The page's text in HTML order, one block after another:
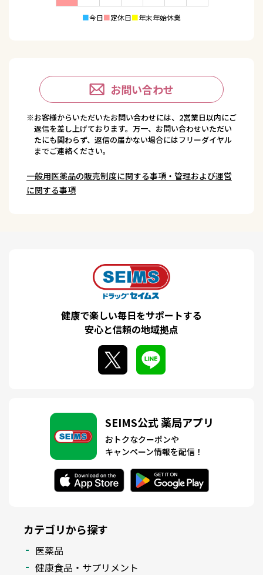
■今日■定休日■年末年始休業
お問い合わせ
※お客様からいただいたお問い合わせには、2営業日以内にご
返信を差し上げております。万一、お問い合わせいただい
たにも関わらず、返信の届かない場合にはフリーダイヤル
までご連絡ください。
一般用医薬品の販売制度に関する事項・管理および運営
に関する事項
健康で楽しい毎日をサポートする
安心と信頼の地域拠点
SEIMS公式 薬局アプリ
おトクなクーポンや
キャンペーン情報を配信！
カテゴリから探す
医薬品
健康食品・サプリメント